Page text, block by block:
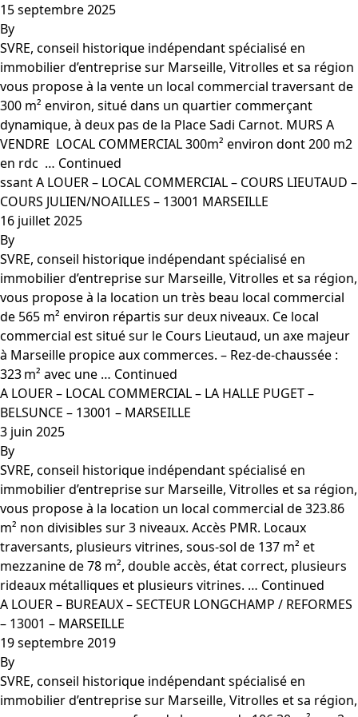
15 septembre 2025
By
SVRE, conseil historique indépendant spécialisé en
immobilier d’entreprise sur Marseille, Vitrolles et sa région
vous propose à la vente un local commercial traversant de
300 m² environ, situé dans un quartier commerçant
dynamique, à deux pas de la Place Sadi Carnot. MURS A
VENDRE  LOCAL COMMERCIAL 300m² environ dont 200 m2
en rdc  … Continued
ssant A LOUER – LOCAL COMMERCIAL – COURS LIEUTAUD –
COURS JULIEN/NOAILLES – 13001 MARSEILLE
16 juillet 2025
By
SVRE, conseil historique indépendant spécialisé en
immobilier d’entreprise sur Marseille, Vitrolles et sa région,
vous propose à la location un très beau local commercial
de 565 m² environ répartis sur deux niveaux. Ce local
commercial est situé sur le Cours Lieutaud, un axe majeur
à Marseille propice aux commerces. – Rez-de-chaussée :
323 m² avec une … Continued
A LOUER – LOCAL COMMERCIAL – LA HALLE PUGET –
BELSUNCE – 13001 – MARSEILLE
3 juin 2025
By
SVRE, conseil historique indépendant spécialisé en
immobilier d’entreprise sur Marseille, Vitrolles et sa région,
vous propose à la location un local commercial de 323.86
m² non divisibles sur 3 niveaux. Accès PMR. Locaux
traversants, plusieurs vitrines, sous-sol de 137 m² et
mezzanine de 78 m², double accès, état correct, plusieurs
rideaux métalliques et plusieurs vitrines. … Continued
A LOUER – BUREAUX – SECTEUR LONGCHAMP / REFORMES
– 13001 – MARSEILLE
19 septembre 2019
By
SVRE, conseil historique indépendant spécialisé en
immobilier d’entreprise sur Marseille, Vitrolles et sa région,